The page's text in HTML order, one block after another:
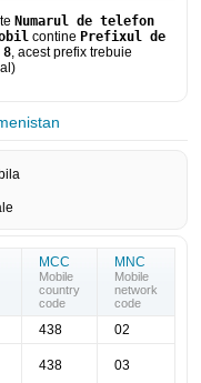
Numarul de telefon
contine Prefixul de
, acest prefix trebuie
MCC
Mobile
country
code
MNC
Mobile
network
code
438
02
438 03